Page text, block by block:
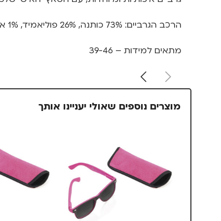
הרכב הגרביים: 73% כותנה, 26% פוליאמיד, 1% אלסטן
מתאים למידות – 39-46
מוצרים נוספים שאולי יעניינו אותך